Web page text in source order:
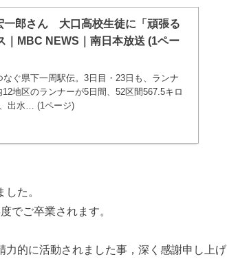
郎さん 大口高校生徒に「頑張る
｜MBC NEWS｜南日本放送 (1ペー
ぐ県下一周駅伝。3日目・23日も、ランナ
地区のランナーが5日間、52区間567.5キロ
出水… (1ページ)
た。
でご卒業されます。
的に活動されました事，深く感謝申し上げ